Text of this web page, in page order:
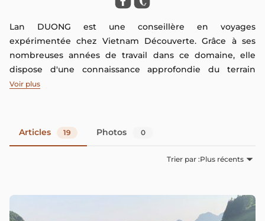
Lan DUONG est une conseillère en voyages
expérimentée chez Vietnam Découverte. Grâce à ses
nombreuses années de travail dans ce domaine, elle
dispose d'une connaissance approfondie du terrain
qu'elle aime partager avec vous à travers ses articles sur
puisse y répondre directement
Voir plus
Articles 19 Photos 0
Trier par :Plus récents